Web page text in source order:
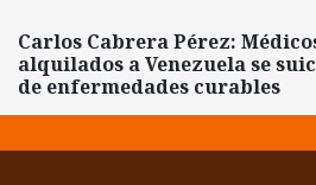
Carlos Cabrera Pérez:
alquilados a Venezuela se
de enfermedades curables